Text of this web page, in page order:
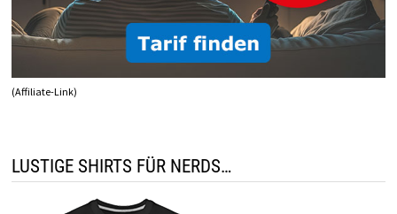
(Affiliate-Link)
LUSTIGE SHIRTS FÜR NERDS…